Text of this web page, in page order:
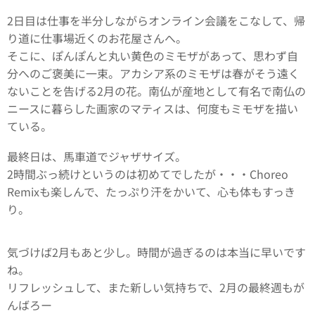
2日目は仕事を半分しながらオンライン会議をこなして、帰
り道に仕事場近くのお花屋さんへ。
そこに、ぽんぽんと丸い黄色のミモザがあって、思わず自
分へのご褒美に一束。アカシア系のミモザは春がそう遠く
ないことを告げる2月の花。南仏が産地として有名で南仏の
ニースに暮らした画家のマティスは、何度もミモザを描い
ている。
最終日は、馬車道でジャザサイズ。
2時間ぶっ続けというのは初めてでしたが・・・Choreo
Remixも楽しんで、たっぷり汗をかいて、心も体もすっき
り。
気づけば2月もあと少し。時間が過ぎるのは本当に早いです
ね。
リフレッシュして、また新しい気持ちで、2月の最終週もが
んばろー